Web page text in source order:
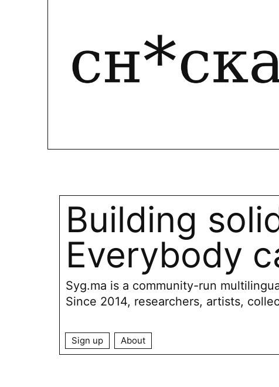
Building
Everybody
Syg.ma is a community-run
Since 2014, researchers, artists,
Sign up About